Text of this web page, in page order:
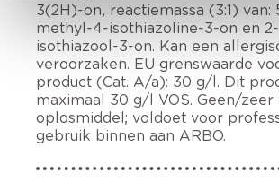
3(2H)-on, reactiemassa (3:1)
methyl-4-isothiazoline-3-on en
isothiazool-3-on. Kan een
veroorzaken. EU grenswaarde
product (Cat. A/a): 30 g/l. Dit
maximaal 30 g/l VOS. Geen/zeer
oplosmiddel; voldoet voor
gebruik binnen aan ARBO.